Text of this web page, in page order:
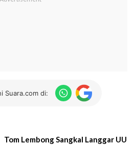
Suara.com di:
Tom Lembong Sangkal Langgar UU